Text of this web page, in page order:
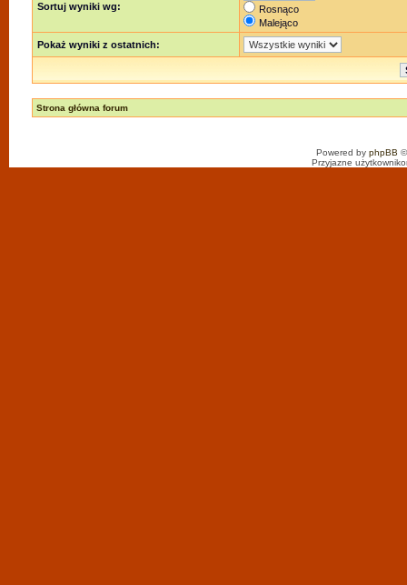
Sortuj wyniki wg:
Rosnąco
Malejąco
Pokaż wyniki z ostatnich:
Strona główna forum
Powered by phpBB
Przyjazne